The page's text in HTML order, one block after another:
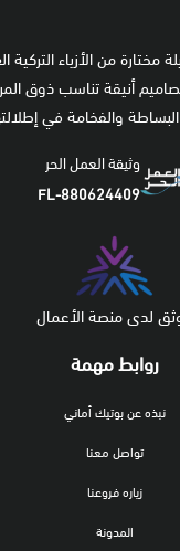
روابط مهمة
نبذه عن بوتيك أماني
تواصل معنا
زياره فروعنا
المدونة
من الأزياء التركية
أنيقة تناسب ذوق
والفخامة في
وثيقة العمل الحر
FL-880624409
لدى منصة الأعمال